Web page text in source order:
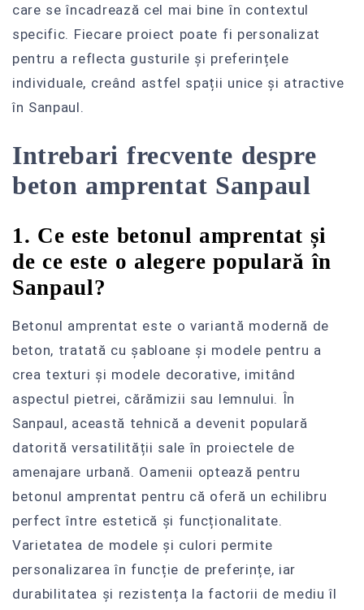
care se încadrează cel mai bine în contextul
specific. Fiecare proiect poate fi personalizat
pentru a reflecta gusturile și preferințele
individuale, creând astfel spații unice și atractive
în Sanpaul.
Intrebari frecvente despre
beton amprentat Sanpaul
1. Ce este betonul amprentat și
de ce este o alegere populară în
Sanpaul?
Betonul amprentat este o variantă modernă de
beton, tratată cu șabloane și modele pentru a
crea texturi și modele decorative, imitând
aspectul pietrei, cărămizii sau lemnului. În
Sanpaul, această tehnică a devenit populară
datorită versatilității sale în proiectele de
amenajare urbană. Oamenii optează pentru
betonul amprentat pentru că oferă un echilibru
perfect între estetică și funcționalitate.
Varietatea de modele și culori permite
personalizarea în funcție de preferințe, iar
durabilitatea și rezistența la factorii de mediu îl